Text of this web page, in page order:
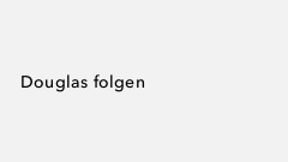
Douglas folgen